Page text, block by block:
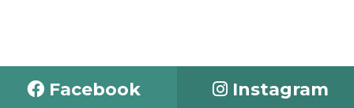
Facebook Instagram